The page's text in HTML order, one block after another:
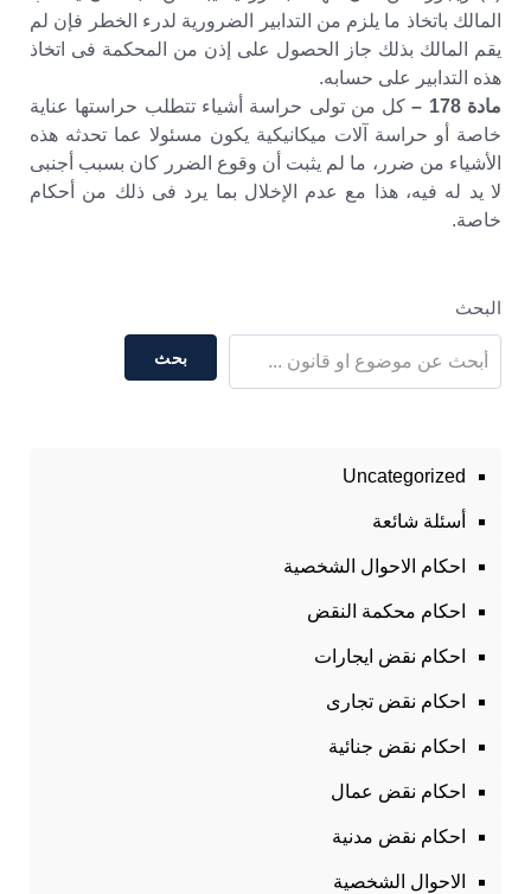
المالك باتخاذ ما يلزم من التدابير الضرورية لدرء الخطر فإن لم
يقم المالك بذلك جاز الحصول على إذن من المحكمة فى اتخاذ
هذه التدابير على حسابه.
مادة 178 –
كل من تولى حراسة أشياء تتطلب حراستها عناية
خاصة أو حراسة آلات ميكانيكية يكون مسئولا عما تحدثه هذه
الأشياء من ضرر، ما لم يثبت أن وقوع الضرر كان بسبب أجنبى
لا يد له فيه، هذا مع عدم الإخلال بما يرد فى ذلك من أحكام
خاصة.
البحث
بحث
Uncategorized
أسئلة شائعة
احكام الاحوال الشخصية
احكام محكمة النقض
احكام نقض ايجارات
احكام نقض تجارى
احكام نقض جنائية
احكام نقض عمال
احكام نقض مدنية
الاحوال الشخصية